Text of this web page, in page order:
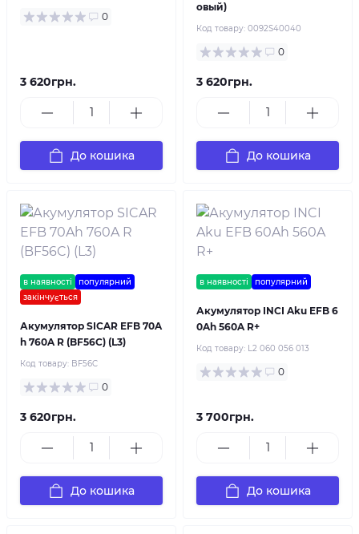
0
3 620грн.
До кошика
овый)
Код товару: 0092S40040
0
3 620грн.
До кошика
в наявності
популярний
закінчується
Акумулятор SICAR EFB 70A
h 760A R (BF56C) (L3)
Код товару: BF56C
0
3 620грн.
До кошика
в наявності популярний
Акумулятор INCI Aku EFB 6
0Ah 560A R+
Код товару: L2 060 056 013
0
3 700грн.
До кошика